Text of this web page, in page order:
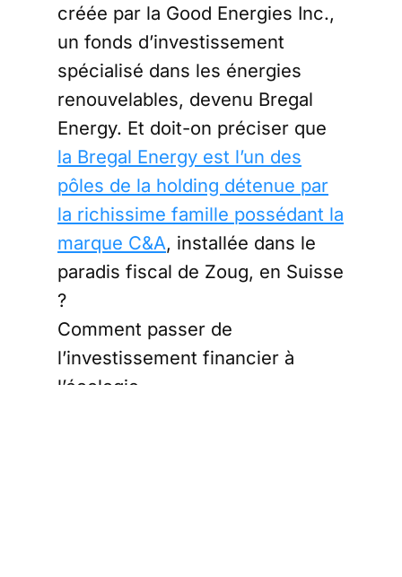
créée par la Good Energies Inc.,
un fonds d’investissement
spécialisé dans les énergies
renouvelables, devenu Bregal
Energy. Et doit-on préciser que
la Bregal Energy est l’un des
pôles de la holding détenue par
la richissime famille possédant la
marque C&A, installée dans le
paradis fiscal de Zoug, en Suisse
?
Comment passer de
l’investissement financier à
l’écologie…